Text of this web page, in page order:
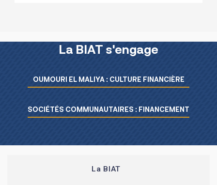
La BIAT s'engage
Menu L’essentiel de la BIAT
OUMOURI EL MALIYA : CULTURE FINANCIÈRE
SOCIÉTÉS COMMUNAUTAIRES : FINANCEMENT
La BIAT